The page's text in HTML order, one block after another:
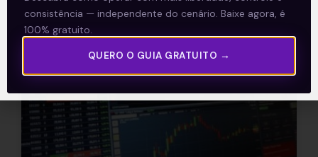
consistência — independente do cenário. Baixe agora, é
100% gratuito.
QUERO O GUIA GRATUITO →